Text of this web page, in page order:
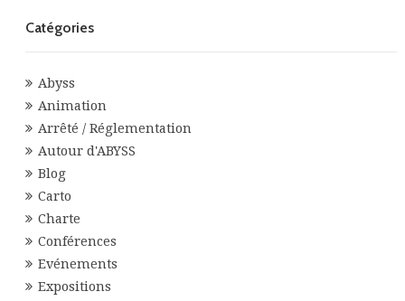
Catégories
Abyss
Animation
Arrêté / Réglementation
Autour d'ABYSS
Blog
Carto
Charte
Conférences
Evénements
Expositions